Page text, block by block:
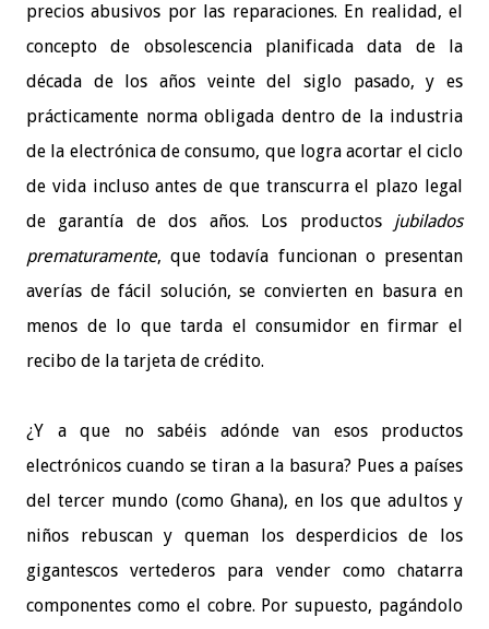
precios abusivos por las reparaciones. En realidad, el
concepto de obsolescencia planificada data de la
década de los años veinte del siglo pasado, y es
prácticamente norma obligada dentro de la industria
de la electrónica de consumo, que logra acortar el ciclo
de vida incluso antes de que transcurra el plazo legal
de garantía de dos años. Los productos jubilados
prematuramente, que todavía funcionan o presentan
averías de fácil solución, se convierten en basura en
menos de lo que tarda el consumidor en firmar el
recibo de la tarjeta de crédito.
¿Y a que no sabéis adónde van esos productos
electrónicos cuando se tiran a la basura? Pues a países
del tercer mundo (como Ghana), en los que adultos y
niños rebuscan y queman los desperdicios de los
gigantescos vertederos para vender como chatarra
componentes como el cobre. Por supuesto, pagándolo